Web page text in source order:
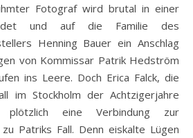
Fotograf wird brutal in einer
und auf die Familie des
Henning Bauer ein Anschlag
von Kommissar Patrik Hedström
ins Leere. Doch Erica Falck, die
im Stockholm der Achtzigerjahre
plötzlich eine Verbindung zur
Patriks Fall. Denn eiskalte Lügen